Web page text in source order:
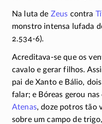
Na luta de Zeus contra
monstro intensa lufada
2.534-6).
Acreditava-se que os
cavalo e gerar filhos.
pai de Xanto e Bálio,
falar; e Bóreas gerou nas
Atenas, doze potros tão
sobre um campo de